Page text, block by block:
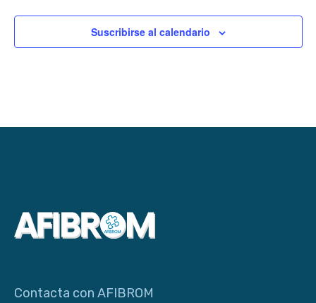
Suscribirse al calendario
Contacta con AFIBROM